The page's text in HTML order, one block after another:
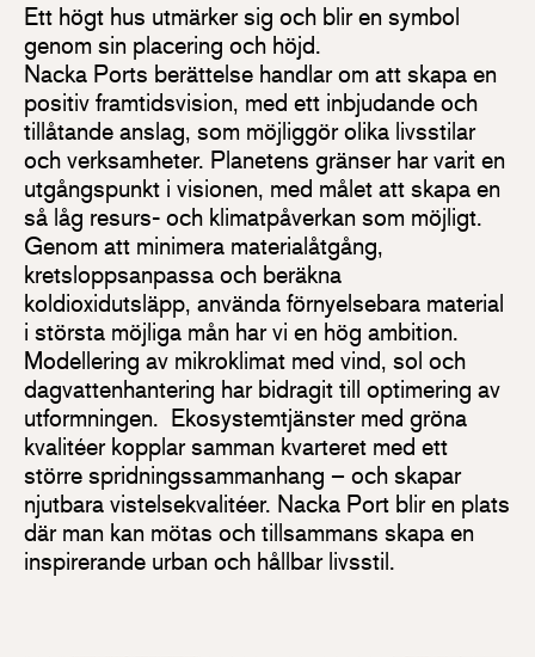
Ett högt hus utmärker sig och blir en symbol
genom sin placering och höjd.
Nacka Ports berättelse handlar om att skapa en
positiv framtidsvision, med ett inbjudande och
tillåtande anslag, som möjliggör olika livsstilar
och verksamheter. Planetens gränser har varit en
utgångspunkt i visionen, med målet att skapa en
så låg resurs- och klimatpåverkan som möjligt.
Genom att minimera materialåtgång,
kretsloppsanpassa och beräkna
koldioxidutsläpp, använda förnyelsebara material
i största möjliga mån har vi en hög ambition.
Modellering av mikroklimat med vind, sol och
dagvattenhantering har bidragit till optimering av
utformningen. Ekosystemtjänster med gröna
kvalitéer kopplar samman kvarteret med ett
större spridningssammanhang – och skapar
njutbara vistelsekvalitéer. Nacka Port blir en plats
där man kan mötas och tillsammans skapa en
inspirerande urban och hållbar livsstil.